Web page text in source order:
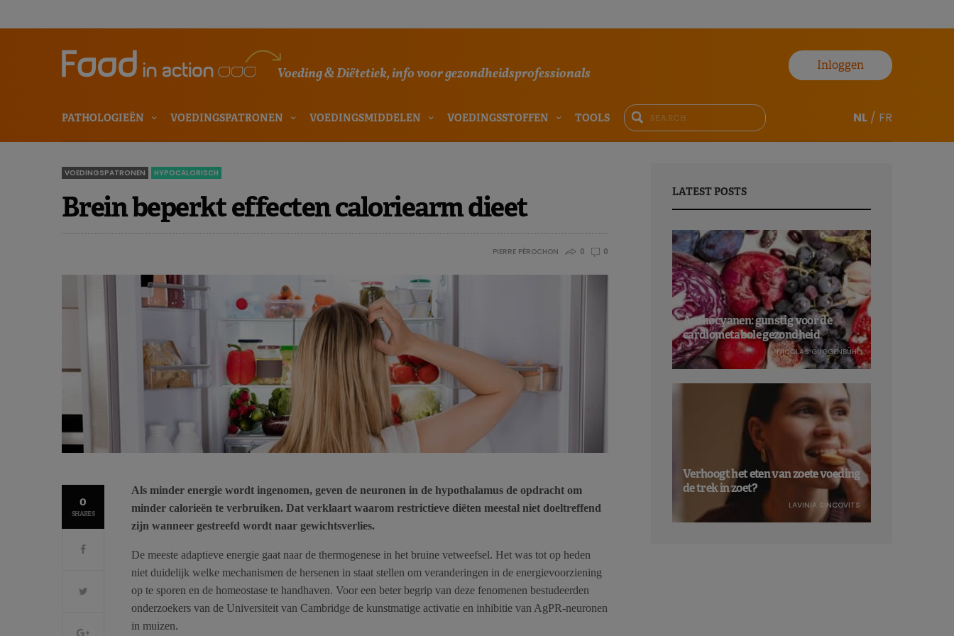
Voeding & Diëtetiek, info voor gezondheidsprofessionals
Inloggen
PATHOLOGIEËN VOEDINGSPATRONEN VOEDINGSMIDDELEN VOEDINGSSTOFFEN TOOLS NL / FR
VOEDINGSPATRONEN HYPOCALORISCH
Brein beperkt effecten caloriearm dieet
PIERRE PÉROCHON 0 0
0
SHARES
Als minder energie wordt ingenomen, geven de neuronen in de hypothalamus de opdracht om
minder calorieën te verbruiken. Dat verklaart waarom restrictieve diëten meestal niet doeltreffend
zijn wanneer gestreefd wordt naar gewichtsverlies.
De meeste adaptieve energie gaat naar de thermogenese in het bruine vetweefsel. Het was tot op heden
niet duidelijk welke mechanismen de hersenen in staat stellen om veranderingen in de energievoorziening
op te sporen en de homeostase te handhaven. Voor een beter begrip van deze fenomenen bestudeerden
onderzoekers van de Universiteit van Cambridge de kunstmatige activatie en inhibitie van AgPR-neuronen
in muizen.
LATEST POSTS
Anthocyanen: gunstig voor de
cardiometabole gezondheid
NICOLAS GUGGENBÜHL
Verhoogt het eten van zoete voeding
de trek in zoet?
LAVINIA SINCOVITS